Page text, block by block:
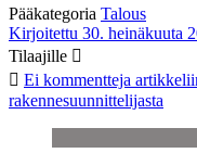
Pääkategoria Talous
Kirjoitettu 30. heinäkuuta
Tilaajille
Ei kommentteja
rakennesuunnittelijasta